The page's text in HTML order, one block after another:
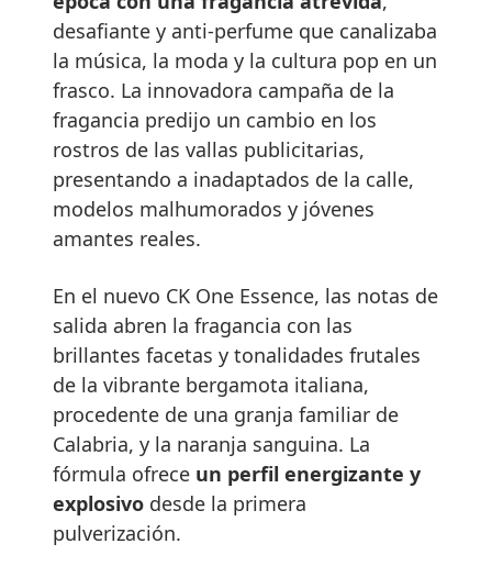
desafiante y anti-perfume que canalizaba
la música, la moda y la cultura pop en un
frasco. La innovadora campaña de la
fragancia predijo un cambio en los
rostros de las vallas publicitarias,
presentando a inadaptados de la calle,
modelos malhumorados y jóvenes
amantes reales.
En el nuevo CK One Essence, las notas de
salida abren la fragancia con las
brillantes facetas y tonalidades frutales
de la vibrante bergamota italiana,
procedente de una granja familiar de
Calabria, y la naranja sanguina. La
fórmula ofrece un perfil energizante y
explosivo desde la primera
pulverización.